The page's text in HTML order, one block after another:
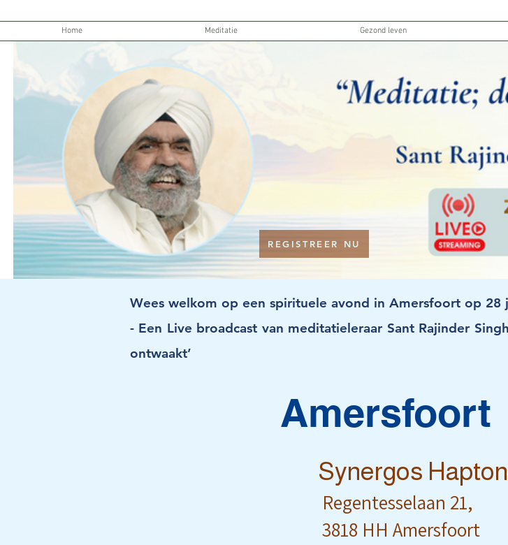
Home Meditatie Gezond leven
REGISTREER NU
Wees welkom op een spirituele avond in Amersfoort op 28
- Een Live broadcast van meditatieleraar Sant Rajinder
ontwaakt’
Amersfoort
Synergos
Regentesselaan 21,
3818 HH Amersfoort